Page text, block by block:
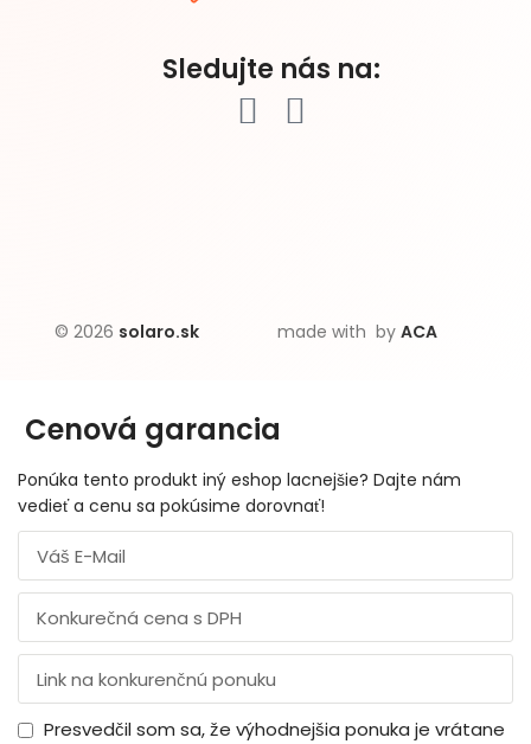
Sledujte nás na:
© 2026 solaro.sk made with by ACA
Cenová garancia
Ponúka tento produkt iný eshop lacnejšie? Dajte nám
vedieť a cenu sa pokúsime dorovnať!
Presvedčil som sa, že výhodnejšia ponuka je vrátane